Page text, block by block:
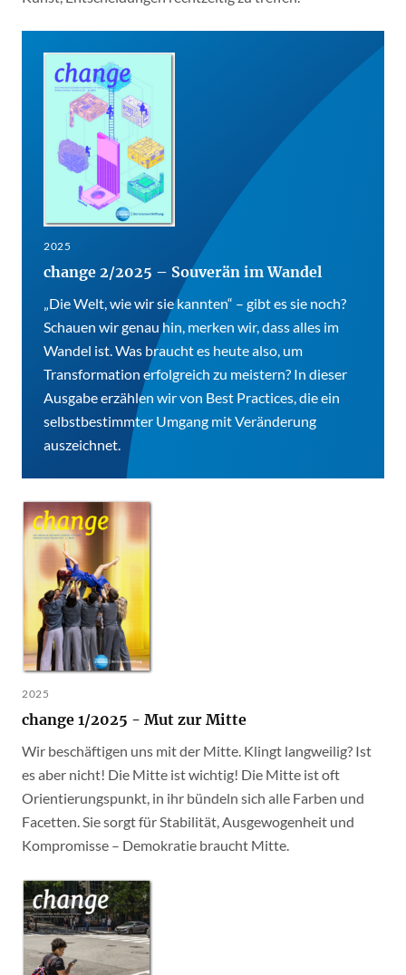
2025
change 2/2025 – Souverän im Wandel
„Die Welt, wie wir sie kannten“ – gibt es sie noch?
Schauen wir genau hin, merken wir, dass alles im
Wandel ist. Was braucht es heute also, um
Transformation erfolgreich zu meistern? In dieser
Ausgabe erzählen wir von Best Practices, die ein
selbstbestimmter Umgang mit Veränderung
auszeichnet.
2025
change 1/2025 - Mut zur Mitte
Wir beschäftigen uns mit der Mitte. Klingt langweilig? Ist
es aber nicht! Die Mitte ist wichtig! Die Mitte ist oft
Orientierungspunkt, in ihr bündeln sich alle Farben und
Facetten. Sie sorgt für Stabilität, Ausgewogenheit und
Kompromisse – Demokratie braucht Mitte.